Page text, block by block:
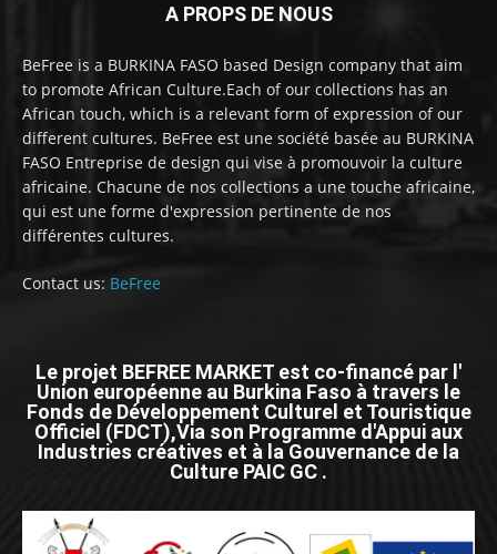
A PROPS DE NOUS
BeFree is a BURKINA FASO based Design company that aim
to promote African Culture.Each of our collections has an
African touch, which is a relevant form of expression of our
different cultures. BeFree est une société basée au BURKINA
FASO Entreprise de design qui vise à promouvoir la culture
africaine. Chacune de nos collections a une touche africaine,
qui est une forme d'expression pertinente de nos
différentes cultures.
Contact us: BeFree
Le projet BEFREE MARKET est co-financé par l'
Union européenne au Burkina Faso à travers le
Fonds de Développement Culturel et Touristique
Officiel (FDCT),Via son Programme d'Appui aux
Industries créatives et à la Gouvernance de la
Culture PAIC GC .